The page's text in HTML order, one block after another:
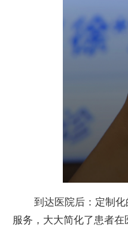
到达医院后：定制
服务，大大简化了患者在